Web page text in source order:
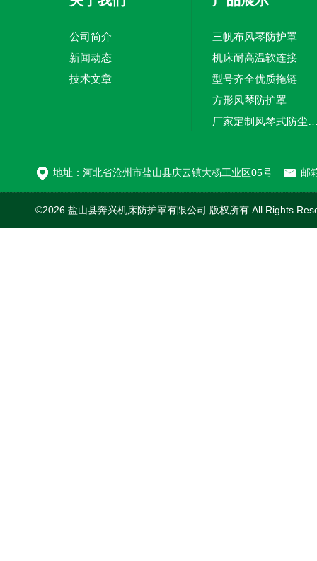
公司简介
新闻动态
技术文章
三帆布风琴防护罩
机床耐高温软连接
型号齐全优质拖链
方形风琴防护罩
厂家定制风琴式
地址：河北省沧州市盐山县庆云镇大杨工业区05号 邮
©2026 盐山县奔兴机床防护罩有限公司 版权所有 All Rights